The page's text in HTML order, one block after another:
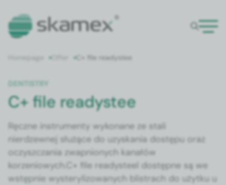
Offer C+ file readys­tee
DEN­TISTRY
C+ file readystee
Ręczne instru­men­ty wyko­nane ze stali
nierdzewnej służące do uzyska­nia dostępu oraz
oczyszcza­nia zwap­nionych kanałów
korzeniowych.C+ file readys­teel dostęp­ne są we
wstęp­nie wys­teryl­i­zowanych blis­tra­ch do użytku u